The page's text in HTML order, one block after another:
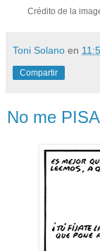
Crédito de la
Toni Solano en
Compartir
No me